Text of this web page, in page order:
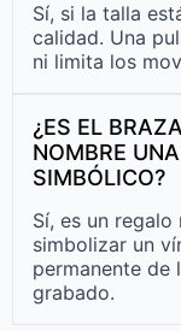
Sí, si la talla
calidad. Una
ni limita los
¿ES EL
NOMBRE
SIMBÓLICO?
Sí, es un
simbolizar un
permanente de
grabado.